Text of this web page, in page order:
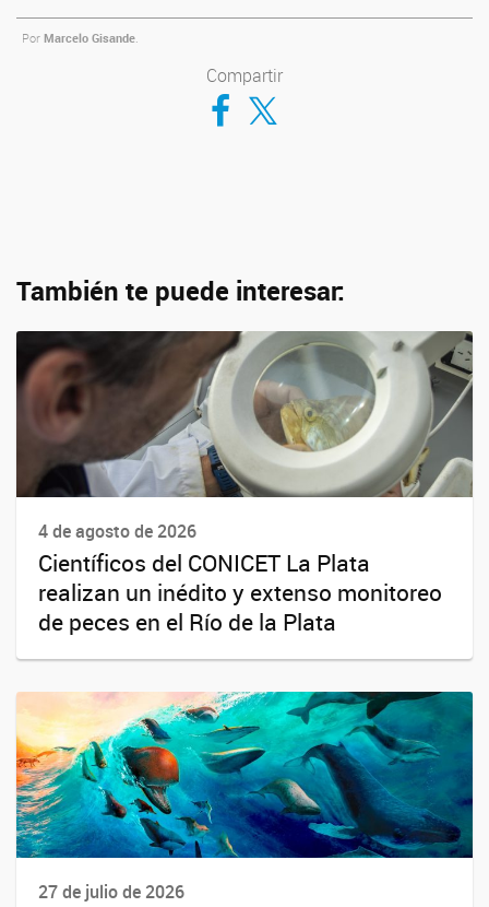
Por Marcelo Gisande.
Compartir
Compartir en Facebook
Compartir en Twitter
También te puede interesar:
4 de agosto de 2026
Científicos del CONICET La Plata
realizan un inédito y extenso monitoreo
de peces en el Río de la Plata
27 de julio de 2026